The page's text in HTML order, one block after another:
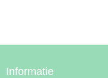
Informatie